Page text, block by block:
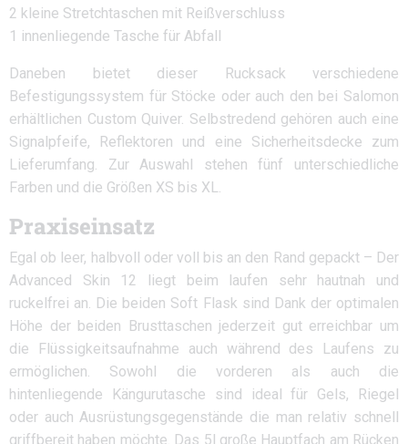
2 kleine Stretchtaschen mit Reißverschluss
1 innenliegende Tasche für Abfall
Daneben bietet dieser Rucksack verschiedene
Befestigungssystem für Stöcke oder auch den bei Salomon
erhältlichen Custom Quiver. Selbstredend gehören auch eine
Signalpfeife, Reflektoren und eine Sicherheitsdecke zum
Lieferumfang. Zur Auswahl stehen fünf unterschiedliche
Farben und die Größen XS bis XL.
Praxiseinsatz
Egal ob leer, halbvoll oder voll bis an den Rand gepackt – Der
Advanced Skin 12 liegt beim laufen sehr hautnah und
ruckelfrei an. Die beiden Soft Flask sind Dank der optimalen
Höhe der beiden Brusttaschen jederzeit gut erreichbar um
die Flüssigkeitsaufnahme auch während des Laufens zu
ermöglichen. Sowohl die vorderen als auch die
hintenliegende Kängurutasche sind ideal für Gels, Riegel
oder auch Ausrüstungsgegenstände die man relativ schnell
griffbereit haben möchte. Das 5l große Hauptfach am Rücken